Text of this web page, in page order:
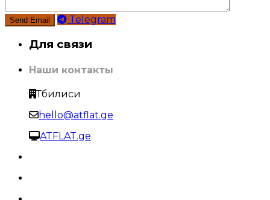
Telegram
Для связи
Наши контакты
Тбилиси
hello@atflat.ge
ATFLAT.ge